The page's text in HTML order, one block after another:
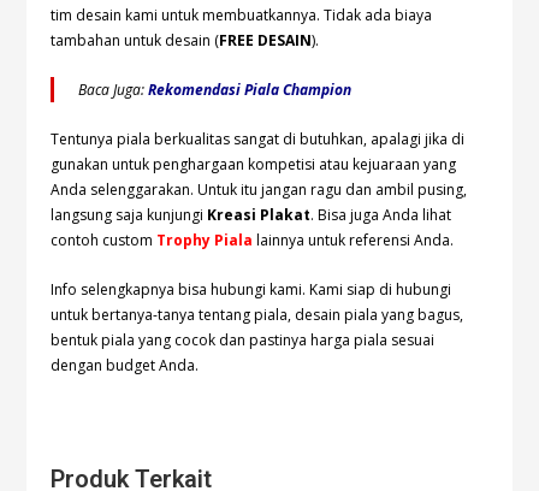
tim desain kami untuk membuatkannya. Tidak ada biaya
tambahan untuk desain (FREE DESAIN).
Baca Juga:Rekomendasi Piala Champion
Tentunya piala berkualitas sangat di butuhkan, apalagi jika di
gunakan untuk penghargaan kompetisi atau kejuaraan yang
Anda selenggarakan. Untuk itu jangan ragu dan ambil pusing,
langsung saja kunjungi Kreasi Plakat. Bisa juga Anda lihat
contoh custom Trophy Piala lainnya untuk referensi Anda.
Info selengkapnya bisa hubungikami. Kami siap di hubungi
untuk bertanya-tanya tentang piala, desain piala yang bagus,
bentuk piala yang cocok dan pastinya harga piala sesuai
dengan budget Anda.
Produk Terkait